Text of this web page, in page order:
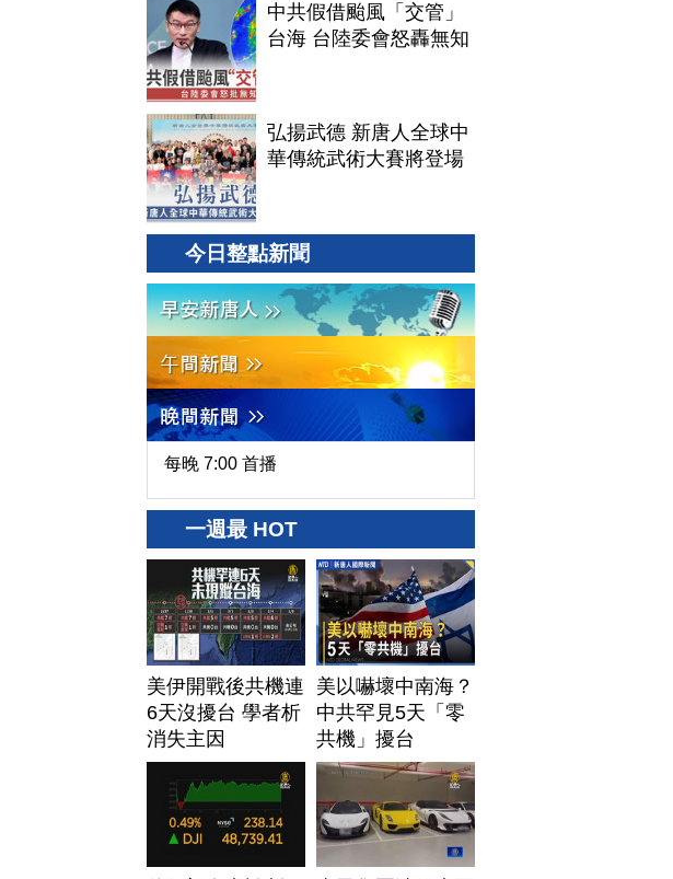
中共假借颱風「交管」
台海 台陸委會怒轟無知
弘揚武德 新唐人全球中
華傳統武術大賽將登場
今日整點新聞
每晚 7:00 首播
一週最 HOT
美伊開戰後共機連
6天沒擾台 學者析
消失主因
美以嚇壞中南海？
中共罕見5天「零
共機」擾台